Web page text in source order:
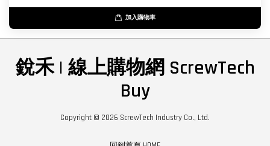
加入購物車
銳禾 | 線上購物網 ScrewTech
Buy
Copyright © 2026 ScrewTech Industry Co., Ltd.